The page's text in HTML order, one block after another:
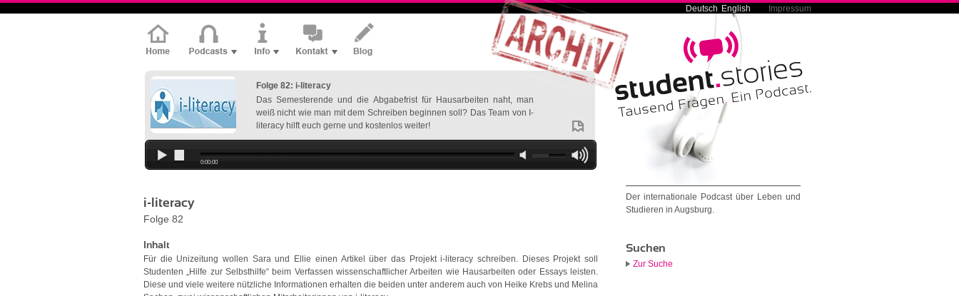
Impressum
English
Deutsch
Folge 82: i-literacy
Das Semesterende und die Abgabefrist für Hausarbeiten naht, man
weiß nicht wie man mit dem Schreiben beginnen soll? Das Team von I-
literacy hilft euch gerne und kostenlos weiter!
0:00:00
i-literacy
Folge 82
Inhalt
Für die Unizeitung wollen Sara und Ellie einen Artikel über das Projekt i-literacy schreiben. Dieses Projekt soll
Studenten „Hilfe zur Selbsthilfe“ beim Verfassen wissenschaftlicher Arbeiten wie Hausarbeiten oder Essays leisten.
Diese und viele weitere nützliche Informationen erhalten die beiden unter anderem auch von Heike Krebs und Melina
Der internationale Podcast über Leben und
Studieren in Augsburg.
Suchen
Zur Suche